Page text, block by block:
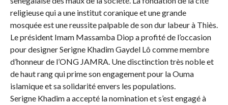
religieuse qui a une institut coranique et une grande
mosquée est une reussite palpable de son dur labeur à Thiès.
Le président Imam Massamba Diop a profité de l’occasion
pour designer Serigne Khadim Gaydel Lô comme membre
d’honneur de l’ONG JAMRA. Une disctinction très noble et
de haut rang qui prime son engagement pour la Ouma
islamique et sa solidarité envers les populations.
Serigne Khadim a accepté la nomination et s’est engagé à